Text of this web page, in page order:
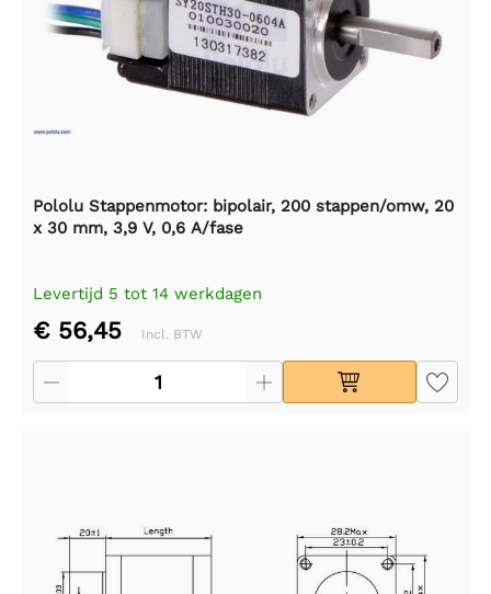
Pololu Stappenmotor: bipolair, 200 stappen/omw, 20
x 30 mm, 3,9 V, 0,6 A/fase
Levertijd 5 tot 14 werkdagen
€ 56,45 Incl. BTW